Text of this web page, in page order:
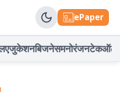
ePaper
एजुकेशनबिजनेसमनोरंजनटेकऑटो